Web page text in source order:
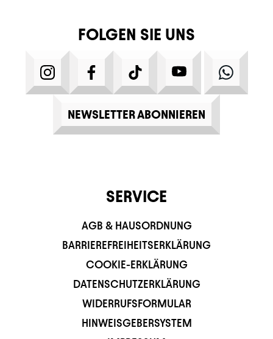
FOLGEN SIE UNS
INSTAGRAMFACEBOOKTIKTOK YOUTUBE
NEWSLETTER ABONNIEREN
SERVICE
AGB & HAUSORDNUNG
BARRIEREFREIHEITSERKLÄRUNG
COOKIE-ERKLÄRUNG
DATENSCHUTZERKLÄRUNG
WIDERRUFSFORMULAR
HINWEISGEBERSYSTEM